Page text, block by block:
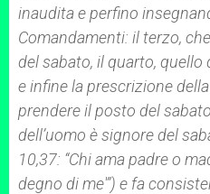
inaudita e perfino
Comandamenti: il terzo,
del sabato, il quarto, quello
e infine la prescrizione
prendere il posto del
dell’uomo è signore del
10,37: “Chi ama padre o
degno di me'”) e fa